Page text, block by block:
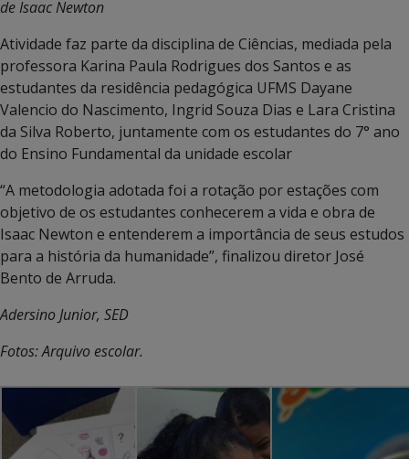
de Isaac Newton
Atividade faz parte da disciplina de Ciências, mediada pela
professora Karina Paula Rodrigues dos Santos e as
estudantes da residência pedagógica UFMS Dayane
Valencio do Nascimento, Ingrid Souza Dias e Lara Cristina
da Silva Roberto, juntamente com os estudantes do 7° ano
do Ensino Fundamental da unidade escolar
“A metodologia adotada foi a rotação por estações com
objetivo de os estudantes conhecerem a vida e obra de
Isaac Newton e entenderem a importância de seus estudos
para a história da humanidade”, finalizou diretor José
Bento de Arruda.
Adersino Junior, SED
Fotos: Arquivo escolar.